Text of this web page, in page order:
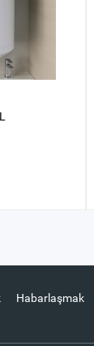
Habarlaşmak